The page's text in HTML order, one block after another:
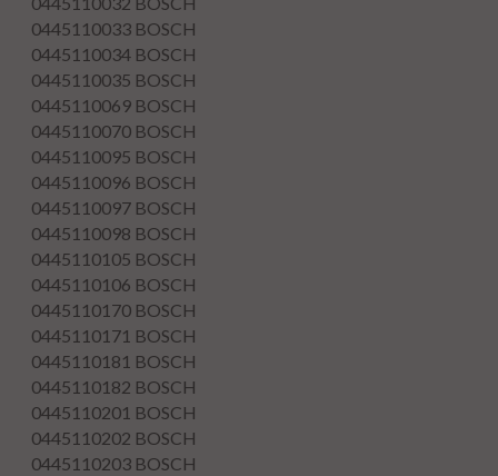
0445110033 BOSCH
0445110034 BOSCH
0445110035 BOSCH
0445110069 BOSCH
0445110070 BOSCH
0445110095 BOSCH
0445110096 BOSCH
0445110097 BOSCH
0445110098 BOSCH
0445110105 BOSCH
0445110106 BOSCH
0445110170 BOSCH
0445110171 BOSCH
0445110181 BOSCH
0445110182 BOSCH
0445110201 BOSCH
0445110202 BOSCH
0445110203 BOSCH